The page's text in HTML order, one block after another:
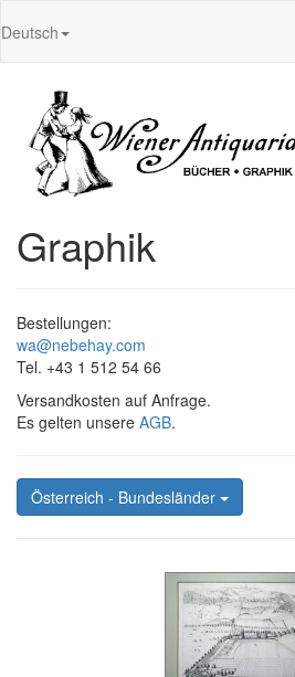
Deutsch
Graphik
Bestellungen:
wa@nebehay.com
Tel. +43 1 512 54 66
Versandkosten auf Anfrage.
Es gelten unsere AGB.
Österreich - Bundesländer